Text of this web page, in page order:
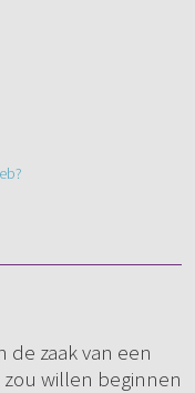
zaak van een
willen beginnen